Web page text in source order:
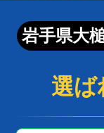
岩手県大
選ば